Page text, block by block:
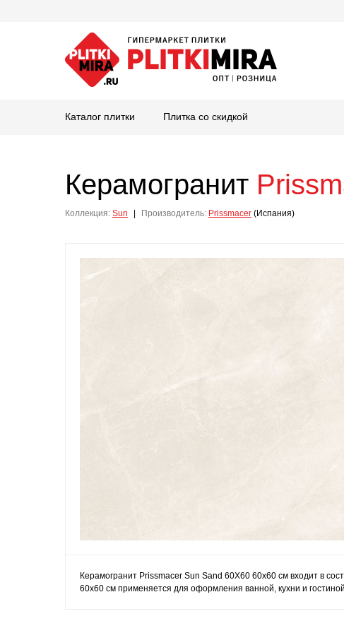
Каталог плитки Плитка со скидкой
Керамогранит
Коллекция: Sun Производитель: Prissmacer (Испания)
Керамогранит Prissmacer Sun Sand 60X60 60x60 см входит в
60x60 см применяется для оформления ванной, кухни и